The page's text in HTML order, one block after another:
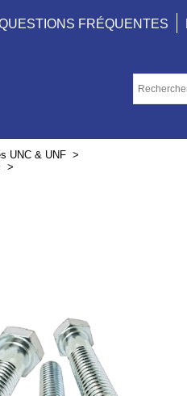
FRÉQUENTES
UNC & UNF >
>